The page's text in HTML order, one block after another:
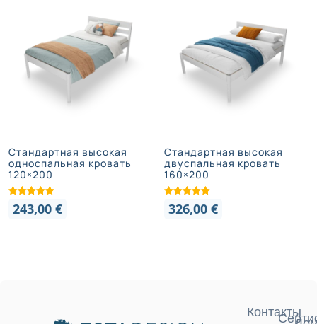
Стандартная высокая
односпальная кровать
120×200
243,00 €
Стандартная высокая
двуспальная кровать
160×200
326,00€
Контакты